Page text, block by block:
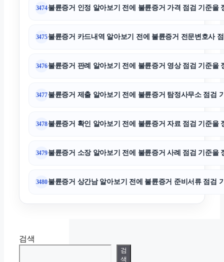
상간소송
대구이혼전문변호사
3474불륜증거 인정 알아보기 전에 불륜증거 가격 점검 기준을
3475불륜증거 카드내역 알아보기 전에 불륜증거 전문변호사
3476불륜증거 판례 알아보기 전에 불륜증거 영상 점검 기준을
3477불륜증거 제출 알아보기 전에 불륜증거 탐정사무소 점검
3478불륜증거 확인 알아보기 전에 불륜증거 자료 점검 기준을
3479불륜증거 소장 알아보기 전에 불륜증거 사례 점검 기준을
3480불륜증거 상간남 알아보기 전에 불륜증거 준비서류 점검
검색
검
색